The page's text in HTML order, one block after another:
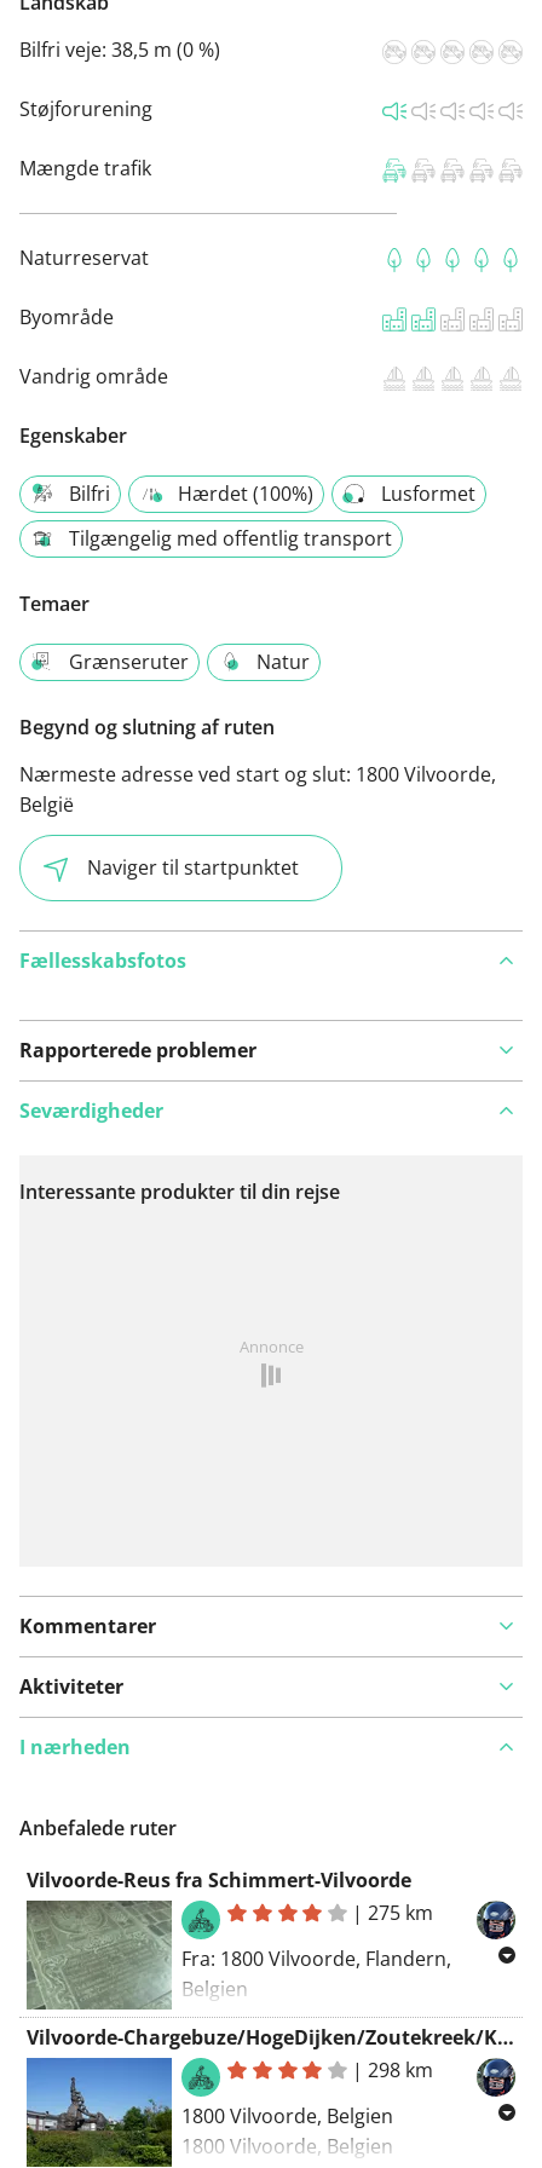
Bilfri veje: 38,5 m (0 %)
Støjforurening
Mængde trafik
Naturreservat
Byområde
Vandrig område
Egenskaber
Bilfri Hærdet (100%)
Lusformet
Tilgængelig med offentlig transport
Temaer
Grænseruter Natur
Begynd og slutning af ruten
Nærmeste adresse ved start og slut: 1800 Vilvoorde,
België
Naviger til startpunktet
Fællesskabsfotos
Rapporterede problemer
Se på kort
Seværdigheder
Interessante produkter til din rejse
Annonce
Kommentarer
Aktiviteter
I nærheden
Anbefalede ruter
Vilvoorde-Reus fra Schimmert-Vilvoorde
|275 km
Fra: 1800 Vilvoorde, Flandern,
Belgien
Til: 1800 Vilvoorde, Flandern, Belgien
Ruting: Motor - smukkest
Vilvoorde-Chargebuze/HogeDijken/Zoutekreek/KasteelvanPoeke-Vilvoorde
|298 km
1800 Vilvoorde, Belgien
1800 Vilvoorde, Belgien